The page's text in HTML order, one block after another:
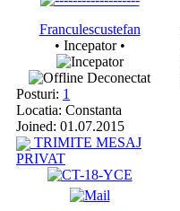
Franculescustefan
• Incepator •
Deconectat
Posturi: 1
Locatia: Constanta
Joined: 01.07.2015
TRIMITE MESAJ
PRIVAT